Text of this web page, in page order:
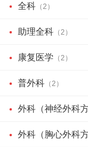
全科 （2）
助理全科 （2）
康复医学 （2）
普外科 （2）
外科（神经外科方
外科（胸心外科方